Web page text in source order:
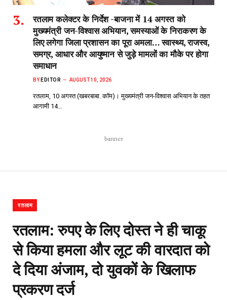
रतलाम कलेक्टर के निर्देश -बाजना में 14 अगस्त को
मुख्यमंत्री जन-विश्वास अभियान, समस्याओं के निराकरण के
लिए लगेगा जिला प्रशासन का पूरा अमला… स्वास्थ्य, राजस्व,
समग्र, आधार और आयुष्मान से जुड़े मामलों का मौके पर होगा
समाधान
BY EDITOR AUGUST 10, 2026
रतलाम, 10 अगस्त (खबरबाबा. कॉम)। मुख्यमंत्री जन-विश्वास अभियान के तहत
आगामी 14…
banner
रतलाम
रतलाम: रुपए के लिए दोस्त ने ही चाकू
से किया हमला और लूट की वारदात को
दे दिया अंजाम, दो युवकों के खिलाफ
प्रकरण दर्ज